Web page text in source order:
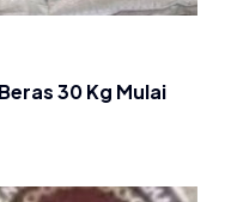
30 Kg Mulai